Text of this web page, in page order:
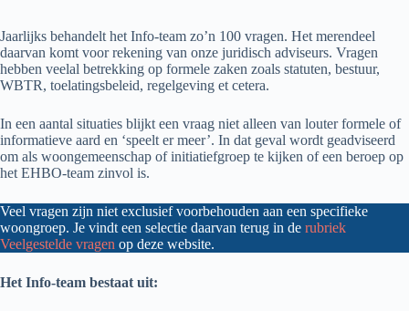
Jaarlijks behandelt het Info-team zo’n 100 vragen. Het merendeel
daarvan komt voor rekening van onze juridisch adviseurs. Vragen
hebben veelal betrekking op formele zaken zoals statuten, bestuur,
WBTR, toelatingsbeleid, regelgeving et cetera.
In een aantal situaties blijkt een vraag niet alleen van louter formele of
informatieve aard en ‘speelt er meer’. In dat geval wordt geadviseerd
om als woongemeenschap of initiatiefgroep te kijken of een beroep op
het EHBO-team zinvol is.
Veel vragen zijn niet exclusief voorbehouden aan een specifieke
woongroep. Je vindt een selectie daarvan terug in de rubriek
Veelgestelde vragen op deze website.
Het Info-team bestaat uit: